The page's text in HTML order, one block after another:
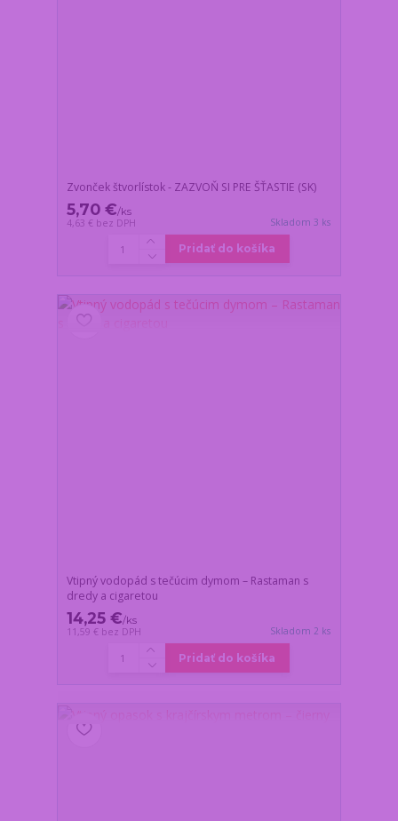
Zvonček štvorlístok - ZAZVOŇ SI PRE ŠŤASTIE (SK)
5,70 €/ks
4,63 € bez DPH Skladom 3 ks
Pridať do košíka
Vtipný vodopád s tečúcim dymom – Rastaman s
dredy a cigaretou
14,25 €/ks
11,59 € bez DPH Skladom 2 ks
Pridať do košíka